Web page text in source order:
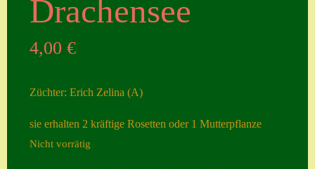
ngen
Drachensee
4,00€
Züchter: Erich Zelina (A)
sie erhalten 2 kräftige Rosetten oder 1 Mutterpflanze
Nicht vorrätig